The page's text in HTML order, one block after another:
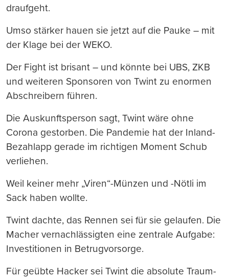
draufgeht.
Umso stärker hauen sie jetzt auf die Pauke – mit
der Klage bei der WEKO.
Der Fight ist brisant – und könnte bei UBS, ZKB
und weiteren Sponsoren von Twint zu enormen
Abschreibern führen.
Die Auskunftsperson sagt, Twint wäre ohne
Corona gestorben. Die Pandemie hat der Inland-
Bezahlapp gerade im richtigen Moment Schub
verliehen.
Weil keiner mehr „Viren“-Münzen und -Nötli im
Sack haben wollte.
Twint dachte, das Rennen sei für sie gelaufen. Die
Macher vernachlässigten eine zentrale Aufgabe:
Investitionen in Betrugvorsorge.
Für geübte Hacker sei Twint die absolute Traum-